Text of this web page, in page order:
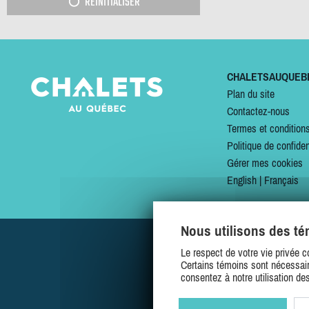
Plan du site
Contactez-nous
Termes et
Politique de
Gérer mes cookies
English|Français
Nous utilisons des
Le respect de votre vie privée
Certains témoins sont
consentez à notre utilisation